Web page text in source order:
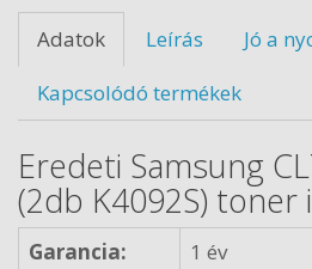
Adatok Leírás
Jó a
Kapcsolódó termékek
Eredeti Samsung
(2db K4092S) toner
Garancia:
1 év